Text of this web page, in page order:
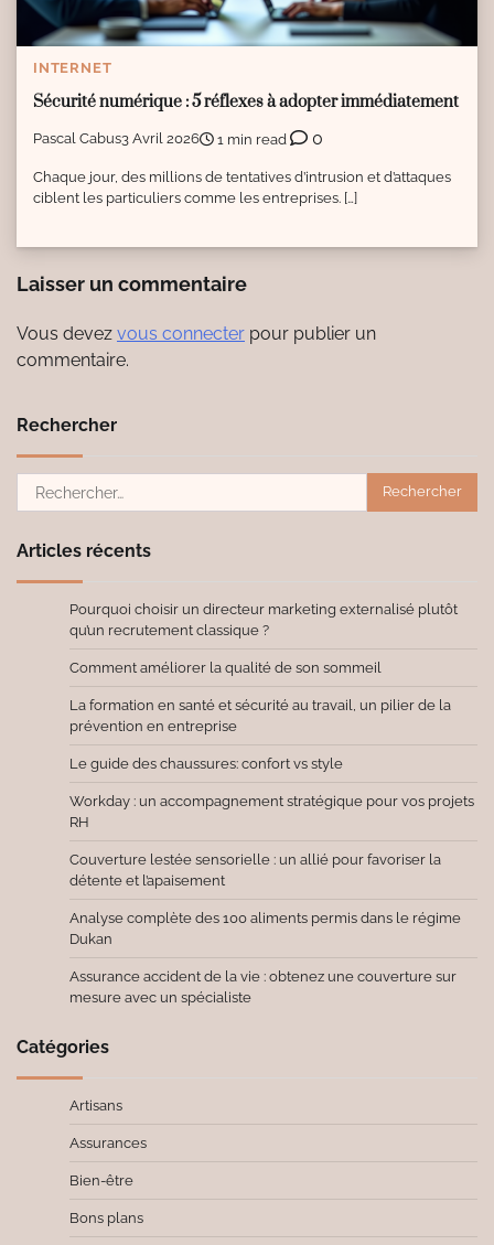
INTERNET
Sécurité numérique : 5 réflexes à adopter immédiatement
Pascal Cabus3 Avril 2026 1 min read 0
Chaque jour, des millions de tentatives d’intrusion et d’attaques
ciblent les particuliers comme les entreprises. […]
Laisser un commentaire
Vous devez vous connecter pour publier un
commentaire.
Rechercher
Rechercher :
Articles récents
Pourquoi choisir un directeur marketing externalisé plutôt
qu’un recrutement classique ?
Comment améliorer la qualité de son sommeil
La formation en santé et sécurité au travail, un pilier de la
prévention en entreprise
Le guide des chaussures: confort vs style
Workday : un accompagnement stratégique pour vos projets
RH
Couverture lestée sensorielle : un allié pour favoriser la
détente et l’apaisement
Analyse complète des 100 aliments permis dans le régime
Dukan
Assurance accident de la vie : obtenez une couverture sur
mesure avec un spécialiste
Catégories
Artisans
Assurances
Bien-être
Bons plans